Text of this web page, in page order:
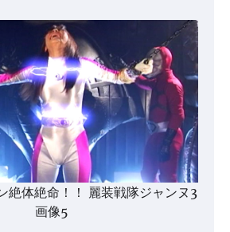
絶体絶命！！ 麗装戦隊ジャンヌ3
画像5